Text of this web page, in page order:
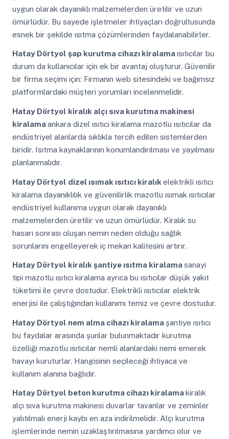
uygun olarak dayanıklı malzemelerden üretilir ve uzun
ömürlüdür. Bu sayede işletmeler ihtiyaçları doğrultusunda
esnek bir şekilde ısıtma çözümlerinden faydalanabilirler.
Hatay Dörtyol şap kurutma cihazı kiralamaısıtıcılar bu
durum da kullanıcılar için ek bir avantaj oluşturur. Güvenilir
bir firma seçimi için: Firmanın web sitesindeki ve bağımsız
platformlardaki müşteri yorumları incelenmelidir.
Hatay Dörtyol kiralık alçı sıva kurutma makinesi
kiralamaankara dizel ısıtıcı kiralama mazotlu ısıtıcılar da
endüstriyel alanlarda sıklıkla tercih edilen sistemlerden
biridir. Isıtma kaynaklarının konumlandırılması ve yayılması
planlanmalıdır.
Hatay Dörtyol dizel ısımak ısıtıcı kiralık elektrikli ısıtıcı
kiralama dayanıklılık ve güvenilirlik mazotlu ısımak ısıtıcılar
endüstriyel kullanıma uygun olarak dayanıklı
malzemelerden üretilir ve uzun ömürlüdür. Kiralık su
hasarı sonrası oluşan nemin neden olduğu sağlık
sorunlarını engelleyerek iç mekan kalitesini artırır.
Hatay Dörtyol kiralık şantiye ısıtma kiralamasanayi
tipi mazotlu ısıtıcı kiralama ayrıca bu ısıtıcılar düşük yakıt
tüketimi ile çevre dostudur. Elektrikli ısıtıcılar elektrik
enerjisi ile çalıştığından kullanımı temiz ve çevre dostudur.
Hatay Dörtyol nem alma cihazı kiralama şantiye ısıtıcı
bu faydalar arasında şunlar bulunmaktadır kurutma
özelliği mazotlu ısıtıcılar nemli alanlardaki nemi emerek
havayı kuruturlar. Hangisinin seçileceği ihtiyaca ve
kullanım alanına bağlıdır.
Hatay Dörtyol beton kurutma cihazı kiralama kiralık
alçı sıva kurutma makinesi duvarlar tavanlar ve zeminler
yalıtılmalı enerji kaybı en aza indirilmelidir. Alçı kurutma
işlemlerinde nemin uzaklaştırılmasına yardımcı olur ve